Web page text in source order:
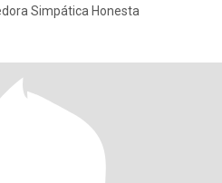
Psicóloga Magister Emprendedora Simpática Honesta